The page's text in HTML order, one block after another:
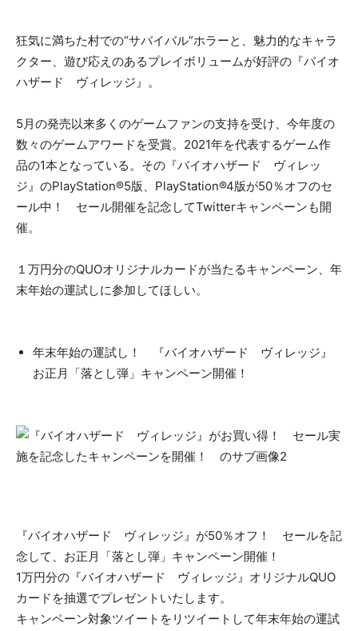
狂気に満ちた村での“サバイバル”ホラーと、魅力的なキャラ
クター、遊び応えのあるプレイボリュームが好評の『バイオ
ハザード ヴィレッジ』。
5月の発売以来多くのゲームファンの支持を受け、今年度の
数々のゲームアワードを受賞。2021年を代表するゲーム作
品の1本となっている。その『バイオハザード ヴィレッ
ジ』のPlayStation®5版、PlayStation®4版が50％オフのセ
ール中！ セール開催を記念してTwitterキャンペーンも開
催。
１万円分のQUOオリジナルカードが当たるキャンペーン、年
末年始の運試しに参加してほしい。
年末年始の運試し！ 『バイオハザード ヴィレッジ』
お正月「落とし弾」キャンペーン開催！
『バイオハザード ヴィレッジ』が50％オフ！ セールを記
念して、お正月「落とし弾」キャンペーン開催！
1万円分の『バイオハザード ヴィレッジ』オリジナルQUO
カードを抽選でプレゼントいたします。
キャンペーン対象ツイートをリツイートして年末年始の運試